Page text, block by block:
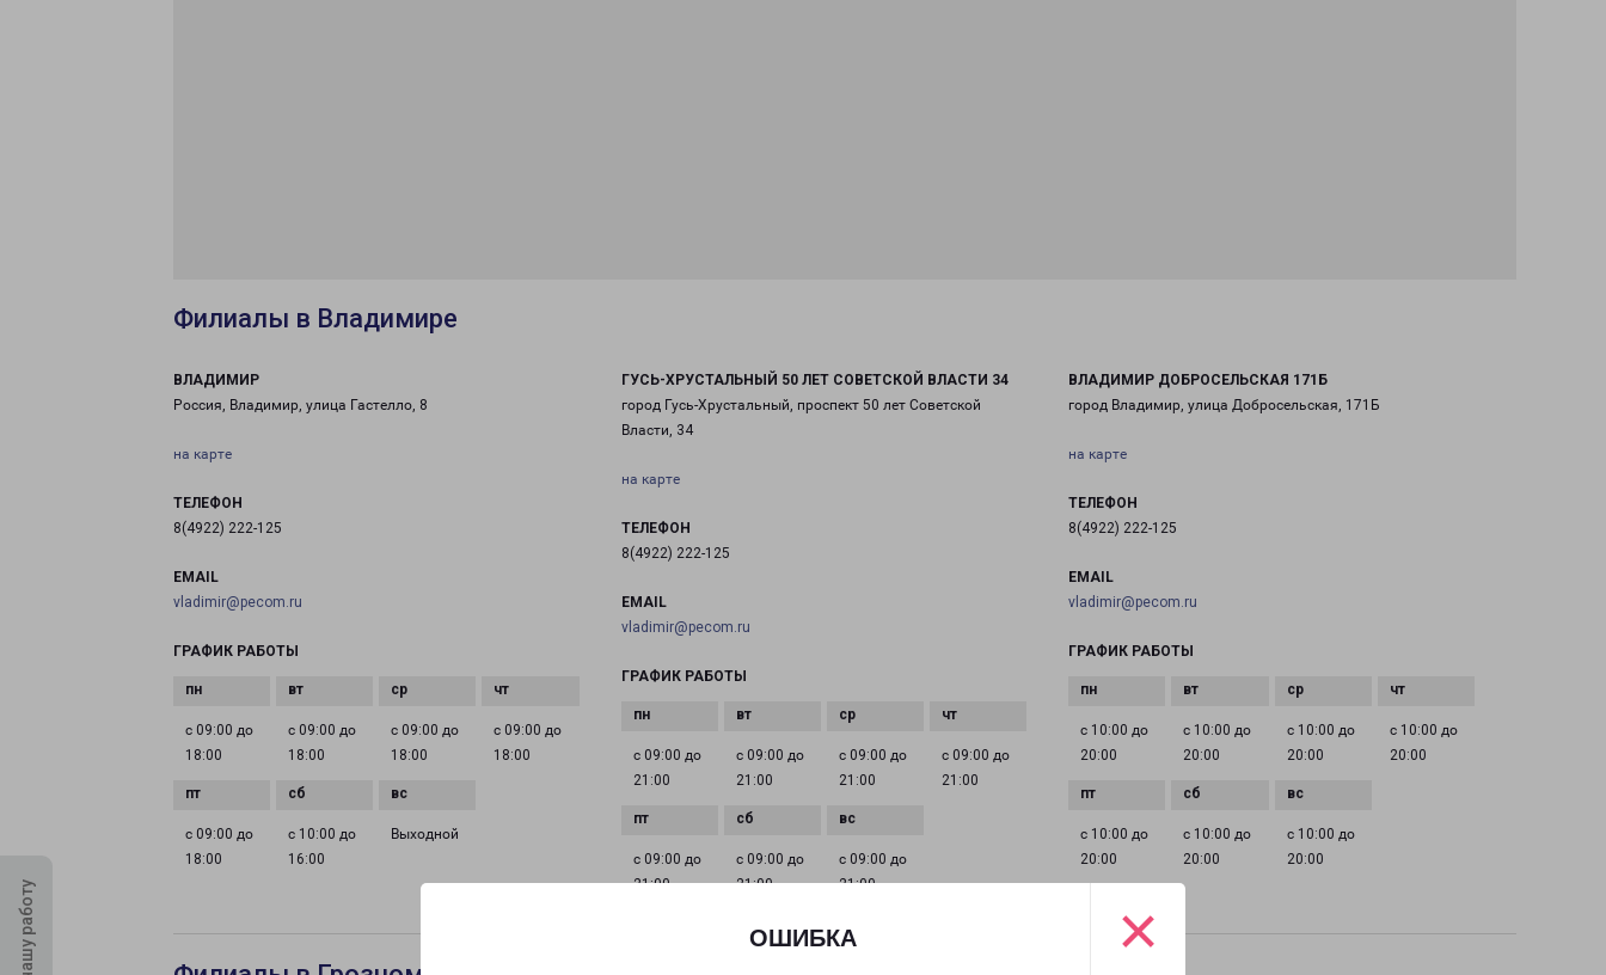
ОШИБКА ×
Филиалы в Владимире
ВЛАДИМИР
Россия, Владимир, улица Гастелло, 8
на карте
ТЕЛЕФОН
8(4922) 222-125
EMAIL
vladimir@pecom.ru
ГРАФИК РАБОТЫ
с 09:00 до
18:00
с 09:00 до
18:00
с 09:00 до
18:00
с 09:00 до
18:00
с 09:00 до
18:00
с 10:00 до
16:00
Выходной
ГУСЬ-ХРУСТАЛЬНЫЙ 50 ЛЕТ СОВЕТСКОЙ ВЛАСТИ 34
город Гусь-Хрустальный, проспект 50 лет Советской
Власти, 34
на карте
ТЕЛЕФОН
8(4922) 222-125
EMAIL
vladimir@pecom.ru
ГРАФИК РАБОТЫ
с 09:00 до
21:00
с 09:00 до
21:00
с 09:00 до
21:00
с 09:00 до
21:00
с 09:00 до
21:00
с 09:00 до
21:00
с 09:00 до
21:00
ВЛАДИМИР ДОБРОСЕЛЬСКАЯ 171Б
город Владимир, улица Добросельская, 171Б
на карте
ТЕЛЕФОН
8(4922) 222-125
EMAIL
vladimir@pecom.ru
ГРАФИК РАБОТЫ
с 10:00 до
20:00
с 10:00 до
20:00
с 10:00 до
20:00
с 10:00 до
20:00
с 10:00 до
20:00
с 10:00 до
20:00
с 10:00 до
20:00